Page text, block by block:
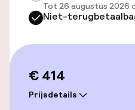
Kamers
Voor
Zwemmen & wellness
Tot 26 augustus 2026
Niet-
€ 414
Prijsdetails